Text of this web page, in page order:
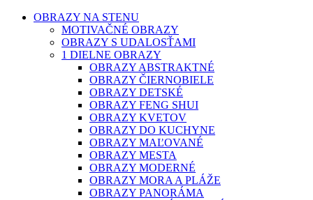
OBRAZY NA STENU
MOTIVAČNÉ OBRAZY
OBRAZY S UDALOSŤAMI
1 DIELNE OBRAZY
OBRAZY ABSTRAKTNÉ
OBRAZY ČIERNOBIELE
OBRAZY DETSKÉ
OBRAZY FENG SHUI
OBRAZY KVETOV
OBRAZY DO KUCHYNE
OBRAZY MAĽOVANÉ
OBRAZY MESTA
OBRAZY MODERNÉ
OBRAZY MORA A PLÁŽE
OBRAZY PANORÁMA